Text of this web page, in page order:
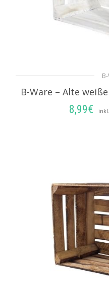
B-Ware – Alte
8,99€